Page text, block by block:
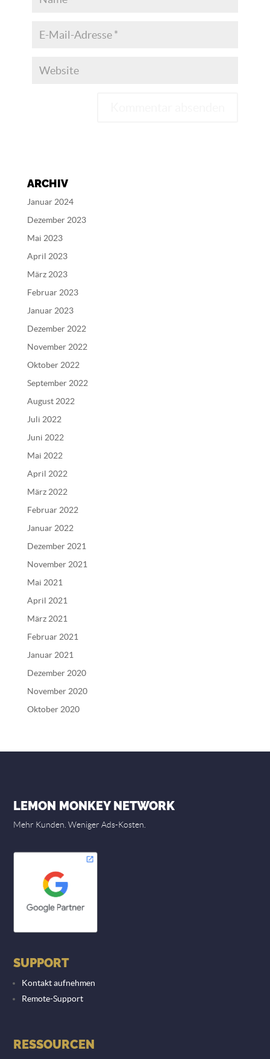
r
n
i
v
ARCHIV
Januar 2024
Dezember 2023
Mai 2023
April 2023
März 2023
Februar 2023
Januar 2023
Dezember 2022
November 2022
Oktober 2022
September 2022
August 2022
Juli 2022
Juni 2022
Mai 2022
April 2022
März 2022
Februar 2022
Januar 2022
Dezember 2021
November 2021
Mai 2021
April 2021
März 2021
Februar 2021
Januar 2021
Dezember 2020
November 2020
Oktober 2020
LEMON MONKEY NETWORK
Mehr Kunden. Weniger Ads-Kosten.
SUPPORT
Kontakt aufnehmen
Remote-Support
RESSOURCEN